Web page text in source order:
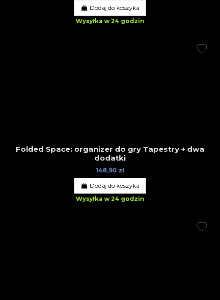
Dodaj do koszyka
Wysyłka w 24 godzin
Folded Space: organizer do gry Tapestry + dwa
dodatki
148,90 zł
Dodaj do koszyka
Wysyłka w 24 godzin